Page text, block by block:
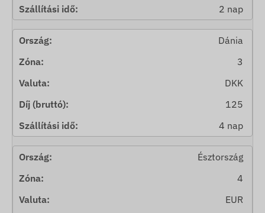
2 nap
Dánia
3
DKK
125
4 nap
Észtország
4
EUR